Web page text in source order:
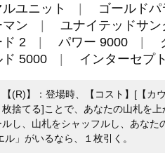
ルユニット
ゴールド
マン
ユナイテッドサン
ド 2
パワー 9000
ド 5000
インターセプト
【(R)】：登場時、【コスト】[【カ
捨てる]ことで、あなたの山札を
ルし、山札をシャッフルし、あなた
ル」がいるなら、１枚引く。